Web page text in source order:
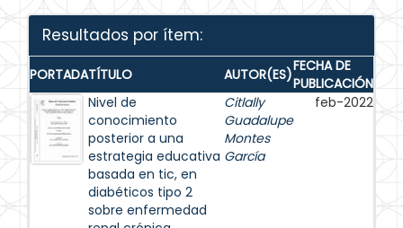
Resultados por ítem:
PORTADATÍTULO AUTOR(ES)FECHA DE
PUBLICACIÓN
Nivel de
conocimiento
posterior a una
estrategia educativa
basada en tic, en
diabéticos tipo 2
sobre enfermedad
Citlally
Guadalupe
Montes
García
feb-2022